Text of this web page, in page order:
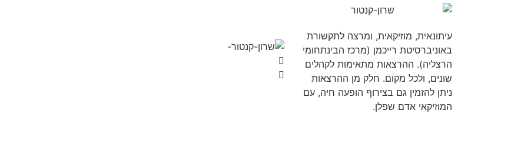
עיתונאית, מוזיקאית, ומרצה לתקשורת
באוניברסיטת רייכמן (מרכז הבינתחומי
הרצליה). ההרצאות מתאימות לקהלים
שונים, ולכל מקום. חלק מן ההרצאות
ניתן להזמין גם בצירוף הופעה חיה, עם
המוזיקאי אדם שפלן.